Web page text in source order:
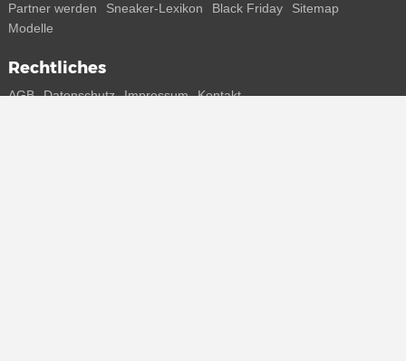
Partner werden
Sneaker-Lexikon Black Friday
Sitemap
Modelle
Rechtliches
AGB Datenschutz Impressum Kontakt